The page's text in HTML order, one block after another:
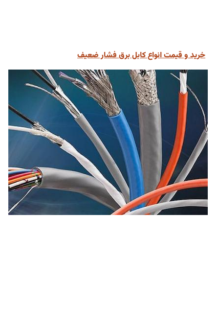
خرید و قیمت انواع کابل برق فشار ضعیف